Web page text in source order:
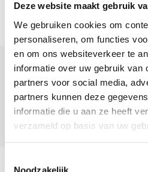
Deze website maakt gebruik
We gebruiken cookies om
personaliseren, om functies
en om ons websiteverkeer te
informatie over uw gebruik van
partners voor social media,
partners kunnen deze
informatie die u aan ze heeft
verzameld op basis van uw
zonnescherm (2019). Het eerste
tweede is aan de achterzijde van de
kleine losstaande berging treft.
op de oprit te parkeren of vorstvrij en
garage. In de garage is tevens de
droger en Cv-ketel. Tevens is hier
aanwezig.
Er is een mogelijkheid de auto op de
Deel deze
woning: